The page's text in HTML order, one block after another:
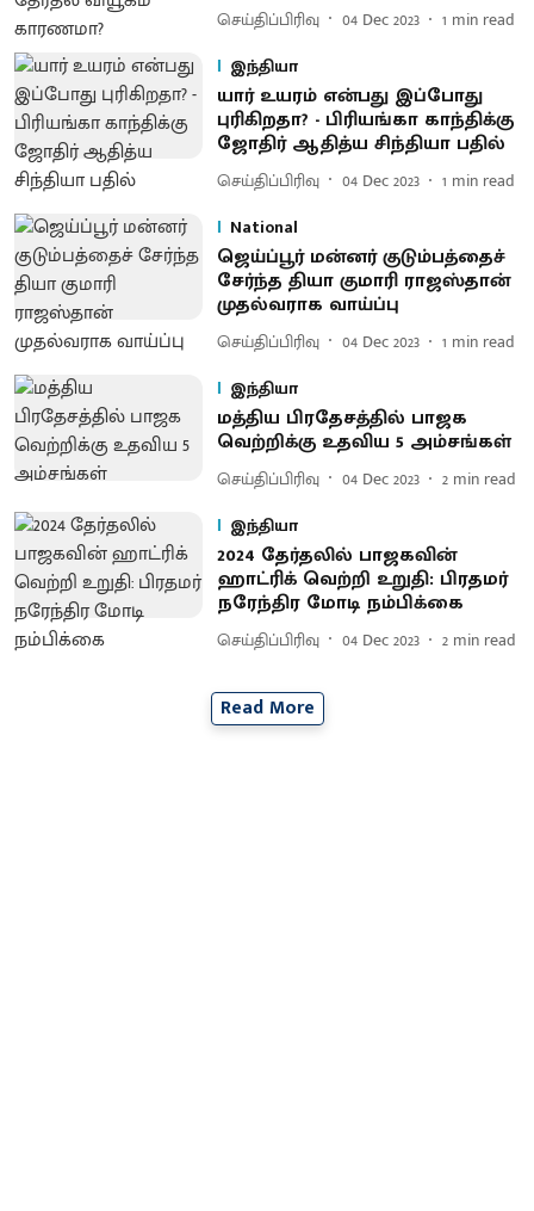
செய்திப்பிரிவு 04 Dec 2023 1 min read
இந்தியா
யார் உயரம் என்பது இப்போது
புரிகிறதா? - பிரியங்கா காந்திக்கு
ஜோதிர் ஆதித்ய சிந்தியா பதில்
செய்திப்பிரிவு 04 Dec 2023 1 min read
National
ஜெய்ப்பூர் மன்னர் குடும்பத்தைச்
சேர்ந்த தியா குமாரி ராஜஸ்தான்
முதல்வராக வாய்ப்பு
செய்திப்பிரிவு 04 Dec 2023 1 min read
இந்தியா
மத்திய பிரதேசத்தில் பாஜக
வெற்றிக்கு உதவிய 5 அம்சங்கள்
செய்திப்பிரிவு 04 Dec 2023 2 min read
இந்தியா
2024 தேர்தலில் பாஜகவின்
ஹாட்ரிக் வெற்றி உறுதி: பிரதமர்
நரேந்திர மோடி நம்பிக்கை
செய்திப்பிரிவு 04 Dec 2023 2 min read
Read More